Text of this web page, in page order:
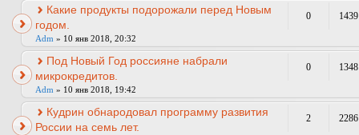
Какие продукты подорожали перед Новым
годом.
Adm » 10 янв 2018, 20:32
0 1439
Под Новый Год россияне набрали
микрокредитов.
Adm » 10 янв 2018, 19:42
0 1348
Кудрин обнародовал программу развития
России на семь лет.
2 2286